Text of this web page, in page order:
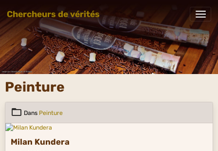
Chercheurs de vérités
Peinture
Dans Peinture
Milan Kundera